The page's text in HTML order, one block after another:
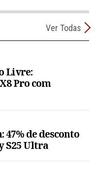
Ver Todas
Livre:
Pro com
47% de desconto
S25 Ultra